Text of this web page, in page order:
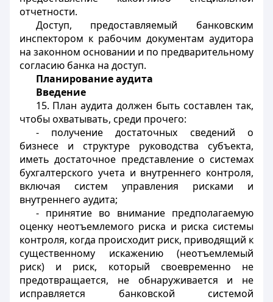
отчетности.
Доступ, предоставляемый банковским
инспектором к рабочим документам аудитора
на законном основании и по предварительному
согласию банка на доступ.
Планирование аудита
Введение
15. План аудита должен быть составлен так,
чтобы охватывать, среди прочего:
- получение достаточных сведений о
бизнесе и структуре руководства субъекта,
иметь достаточное представление о системах
бухгалтерского учета и внутреннего контроля,
включая систем управления рисками и
внутреннего аудита;
- принятие во внимание предполагаемую
оценку неотъемлемого риска и риска системы
контроля, когда происходит риск, приводящий к
существенному искажению (неотъемлемый
риск) и риск, который своевременно не
предотвращается, не обнаруживается и не
исправляется банковской системой